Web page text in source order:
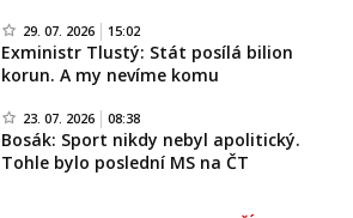
29. 07. 2026 15:02
Exministr Tlustý: Stát posílá bilion
korun. A my nevíme komu
23. 07. 2026 08:38
Bosák: Sport nikdy nebyl apolitický.
Tohle bylo poslední MS na ČT